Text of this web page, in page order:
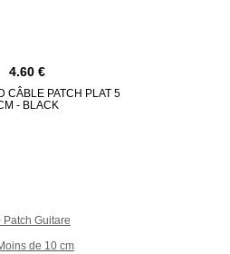
4.60
CÂBLE PATCH PLAT 5
- BLACK
Guitare
de 10 cm